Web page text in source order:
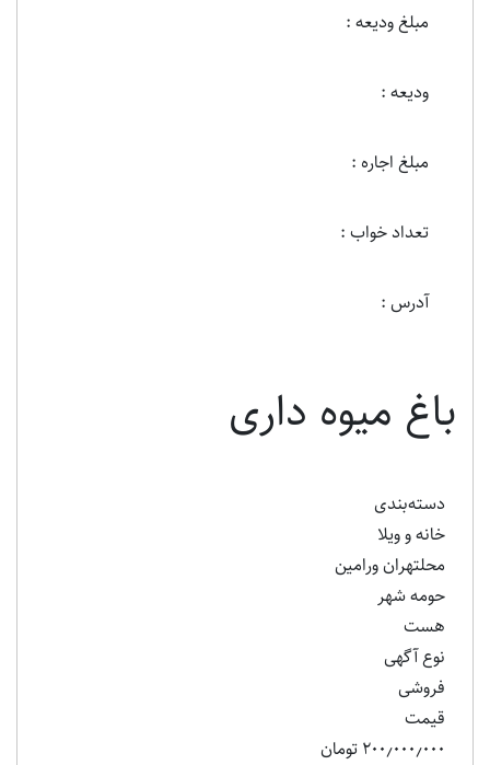
مبلغ ودیعه :
ودیعه :
مبلغ اجاره :
تعداد خواب :
آدرس :
باغ میوه داری
دسته‌بندی
خانه و ویلا
محلتهران ورامین
حومه شهر
هست
نوع آگهی
فروشی
قیمت
۲۰۰٫۰۰۰٫۰۰۰ تومان